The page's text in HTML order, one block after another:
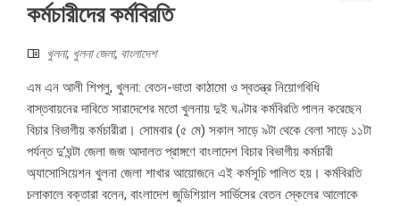
কর্মচারীদের কর্মবিরতি
খুলনা, খুলনা জেলা, বাংলাদেশ
এম এন আলী শিপলু, খুলনা: বেতন-ভাতা কাঠামো ও স্বতন্ত্র নিয়োগবিধি
বাস্তবায়নের দাবিতে সারাদেশের মতো খুলনায় দুই ঘণ্টার কর্মবিরতি পালন করেছেন
বিচার বিভাগীয় কর্মচারীরা। সোমবার (৫ মে) সকাল সাড়ে ৯টা থেকে বেলা সাড়ে ১১টা
পর্যন্ত দু’ঘন্টা জেলা জজ আদালত প্রাঙ্গণে বাংলাদেশ বিচার বিভাগীয় কর্মচারী
অ্যাসোসিয়েশন খুলনা জেলা শাখার আয়োজনে এই কর্মসূচি পালিত হয়। কর্মবিরতি
চলাকালে বক্তারা বলেন, বাংলাদেশ জুডিশিয়াল সার্ভিসের বেতন স্কেলের আলোকে